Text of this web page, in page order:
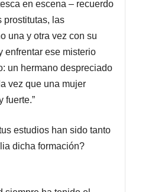
en escena – recuerdo
prostitutas, las
una y otra vez con su
enfrentar ese misterio
un hermano despreciado
vez que una mujer
fuerte.”
estudios han sido tanto
dicha formación?